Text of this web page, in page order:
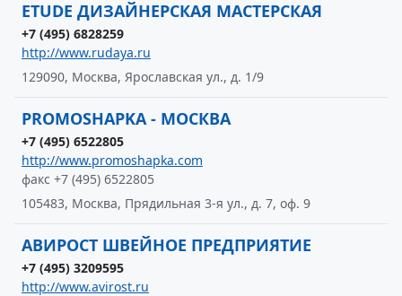
ETUDЕ ДИЗАЙНЕРСКАЯ МАСТЕРСКАЯ
+7 (495) 6828259
http://www.rudaya.ru
129090, Москва, Ярославская ул., д. 1/9
PROMOSHAPKA - МОСКВА
+7 (495) 6522805
http://www.promoshapka.com
факс +7 (495) 6522805
105483, Москва, Прядильная 3-я ул., д. 7, оф. 9
АВИРОСТ ШВЕЙНОЕ ПРЕДПРИЯТИЕ
+7 (495) 3209595
http://www.avirost.ru